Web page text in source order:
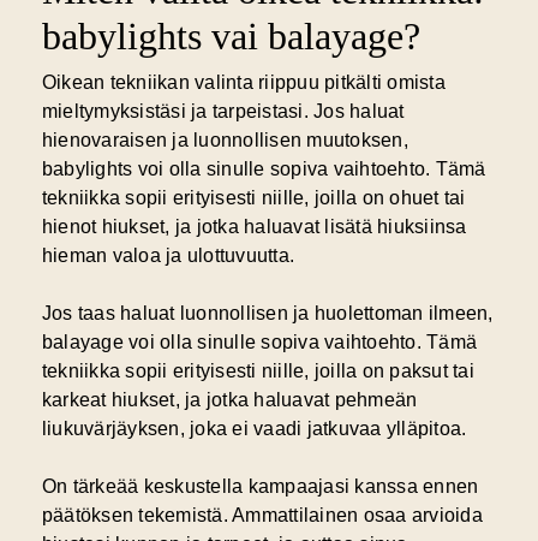
babylights vai balayage?
Oikean tekniikan valinta riippuu pitkälti omista
mieltymyksistäsi ja tarpeistasi. Jos haluat
hienovaraisen ja luonnollisen muutoksen,
babylights voi olla sinulle sopiva vaihtoehto. Tämä
tekniikka sopii erityisesti niille, joilla on ohuet tai
hienot hiukset, ja jotka haluavat lisätä hiuksiinsa
hieman valoa ja ulottuvuutta.
Jos taas haluat luonnollisen ja huolettoman ilmeen,
balayage voi olla sinulle sopiva vaihtoehto. Tämä
tekniikka sopii erityisesti niille, joilla on paksut tai
karkeat hiukset, ja jotka haluavat pehmeän
liukuvärjäyksen, joka ei vaadi jatkuvaa ylläpitoa.
On tärkeää keskustella kampaajasi kanssa ennen
päätöksen tekemistä. Ammattilainen osaa arvioida